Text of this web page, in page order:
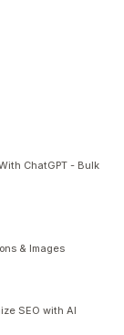
ChatGPT - Bulk
& Images
SEO with AI